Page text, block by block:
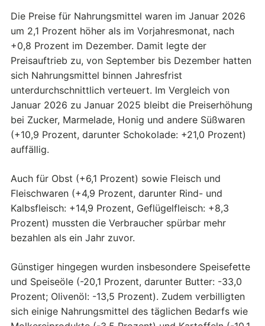
Die Preise für Nahrungsmittel waren im Januar 2026
um 2,1 Prozent höher als im Vorjahresmonat, nach
+0,8 Prozent im Dezember. Damit legte der
Preisauftrieb zu, von September bis Dezember hatten
sich Nahrungsmittel binnen Jahresfrist
unterdurchschnittlich verteuert. Im Vergleich von
Januar 2026 zu Januar 2025 bleibt die Preiserhöhung
bei Zucker, Marmelade, Honig und andere Süßwaren
(+10,9 Prozent, darunter Schokolade: +21,0 Prozent)
auffällig.
Auch für Obst (+6,1 Prozent) sowie Fleisch und
Fleischwaren (+4,9 Prozent, darunter Rind- und
Kalbsfleisch: +14,9 Prozent, Geflügelfleisch: +8,3
Prozent) mussten die Verbraucher spürbar mehr
bezahlen als ein Jahr zuvor.
Günstiger hingegen wurden insbesondere Speisefette
und Speiseöle (-20,1 Prozent, darunter Butter: -33,0
Prozent; Olivenöl: -13,5 Prozent). Zudem verbilligten
sich einige Nahrungsmittel des täglichen Bedarfs wie